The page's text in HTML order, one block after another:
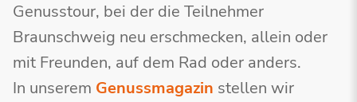
Genusstour, bei der die Teilnehmer
Braunschweig neu erschmecken, allein oder
mit Freunden, auf dem Rad oder anders.
In unserem Genussmagazin stellen wir